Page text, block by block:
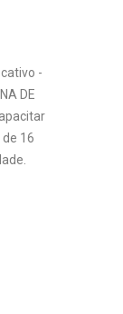
-
DE
16